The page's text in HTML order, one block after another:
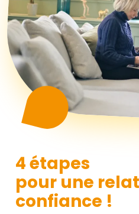
4 étapes
pour une
confiance !